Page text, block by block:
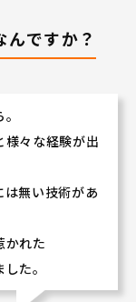
ですか？
様々な経験が出
は無い技術があ
かれた
た。